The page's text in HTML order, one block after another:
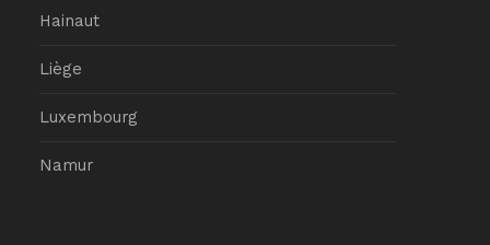
Hainaut
Liège
Luxembourg
Namur